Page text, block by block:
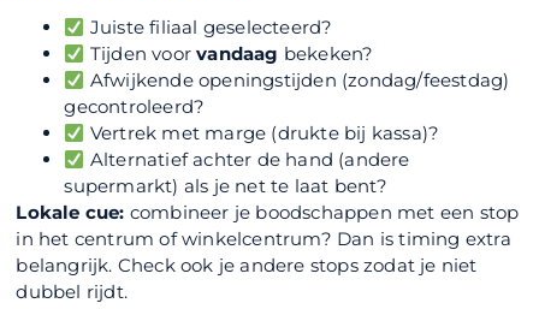
Juiste filiaal geselecteerd?
Tijden voorvandaag bekeken?
Afwijkende openingstijden (zondag/feestdag)
gecontroleerd?
Vertrek met marge (drukte bij kassa)?
Alternatief achter de hand (andere
supermarkt) als je net te laat bent?
Lokale cue: combineer je boodschappen met een stop
in het centrum of winkelcentrum? Dan is timing extra
belangrijk. Check ook je andere stops zodat je niet
dubbel rijdt.